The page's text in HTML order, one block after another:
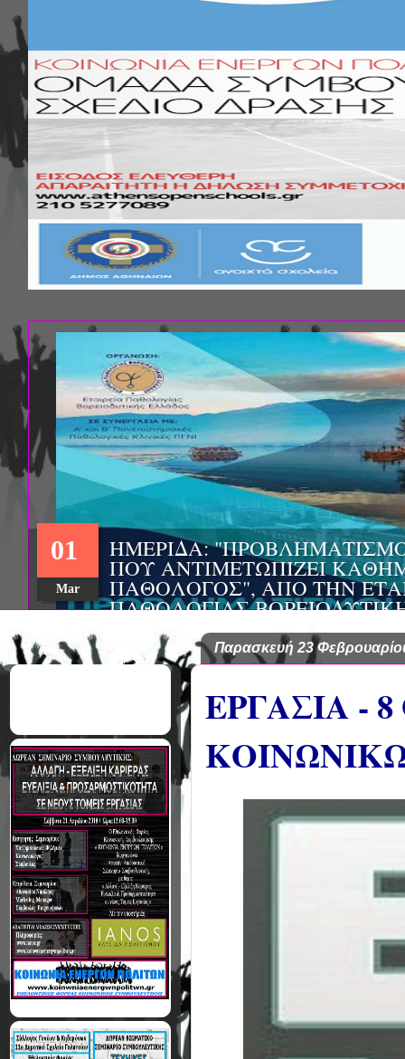
ΗΜΕΡΙΔΑ:
ΠΟΥ ΑΝΤΙΜΕΤΩΠΙΖΕΙ
ΠΑΘΟΛΟΓΟΣ", ΑΠΟ ΤΗΝ
ΠΑΘΟΛΟΓΙΑΣ
ΤΙΣ Α' & Β'
ΚΛΙΝΙΚΕΣ ΠΓΝΙ
01
Mar
Παρασκευή 23
ΕΡΓΑΣΙΑ -